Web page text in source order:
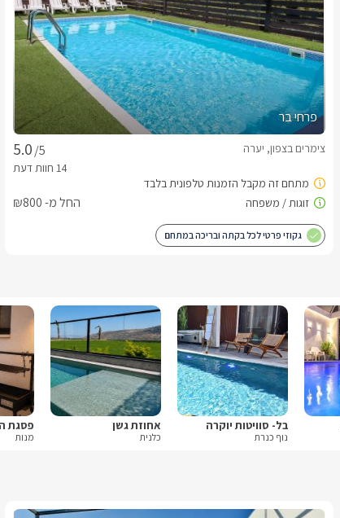
פרחי בר
/5
צימרים בצפון, יערה
החל מ- ₪800
גקוזי פרטי לכל בקתה ובריכה במתחם
בל- סוויטות יוקרה
נוף כנרת
אחוזת גשן
כלנית מנות